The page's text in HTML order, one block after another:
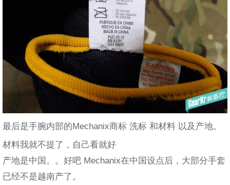
最后是手腕内部的Mechanix商标 洗标 和材料 以及产地。
材料我就不提了，自己看就好
产地是中国。。好吧 Mechanix在中国设点后，大部分手套
已经不是越南产了。